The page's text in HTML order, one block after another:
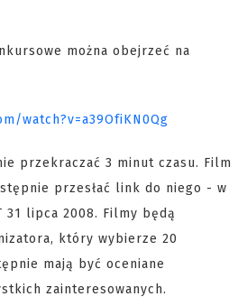
można obejrzeć na
watch?v=a39OfiKN0Qg
przekraczać 3 minut czasu. Film
przesłać link do niego - w
31 lipca 2008. Filmy będą
który wybierze 20
mają być oceniane
zainteresowanych.